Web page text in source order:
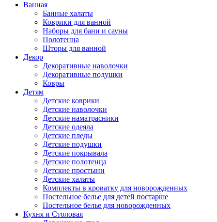
Ванная
Банные халаты
Коврики для ванной
Наборы для бани и сауны
Полотенца
Шторы для ванной
Декор
Декоративные наволочки
Декоративные подушки
Ковры
Детям
Детские коврики
Детские наволочки
Детские наматрасники
Детские одеяла
Детские пледы
Детские подушки
Детские покрывала
Детские полотенца
Детские простыни
Детские халаты
Комплекты в кроватку для новорожденных
Постельное белье для детей постарше
Постельное белье для новорожденных
Кухня и Столовая